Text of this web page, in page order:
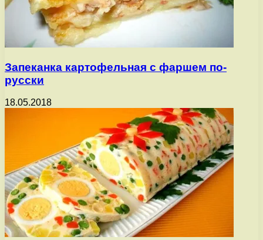
Запеканка картофельная с фаршем по-
русски
18.05.2018